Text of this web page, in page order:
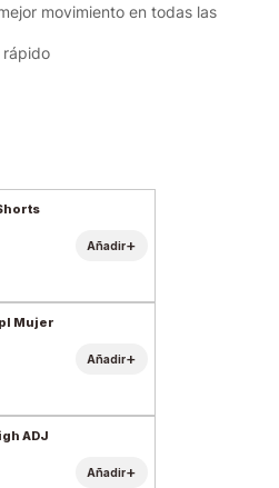
movimiento en todas las
rápido
Añadir+
Mujer
Añadir+
ADJ
Añadir+